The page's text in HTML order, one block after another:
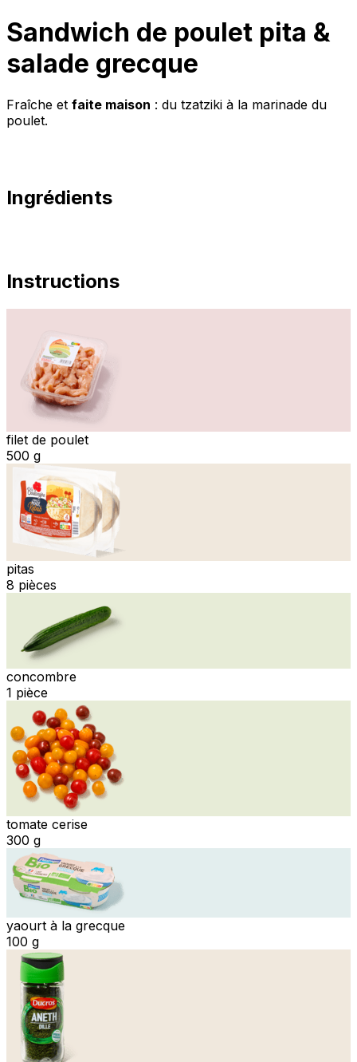
Sandwich de poulet pita &
salade grecque
Fraîche et faite maison : du tzatziki à la marinade du
poulet.
Ingrédients
Instructions
filet de poulet
500 g
pitas
8 pièces
concombre
1 pièce
tomate cerise
300 g
yaourt à la grecque
100 g